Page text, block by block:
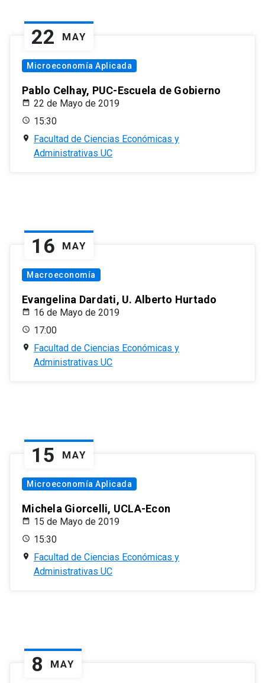
22 MAY
Microeconomía Aplicada
Pablo Celhay, PUC-Escuela de Gobierno
22 de Mayo de 2019
15:30
Facultad de Ciencias Económicas y
Administrativas UC
16 MAY
Macroeconomía
Evangelina Dardati, U. Alberto Hurtado
16 de Mayo de 2019
17:00
Facultad de Ciencias Económicas y
Administrativas UC
15 MAY
Microeconomía Aplicada
Michela Giorcelli, UCLA-Econ
15 de Mayo de 2019
15:30
Facultad de Ciencias Económicas y
Administrativas UC
8 MAY